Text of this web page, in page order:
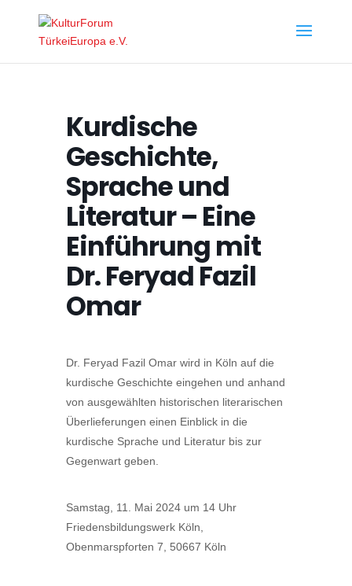
Kurdische
Geschichte,
Sprache und
Literatur – Eine
Einführung mit
Dr. Feryad Fazil
Omar
Dr. Feryad Fazil Omar wird in Köln auf die
kurdische Geschichte eingehen und anhand
von ausgewählten historischen literarischen
Überlieferungen einen Einblick in die
kurdische Sprache und Literatur bis zur
Gegenwart geben.
Samstag, 11. Mai 2024 um 14 Uhr
Friedensbildungswerk Köln,
Obenmarspforten 7, 50667 Köln